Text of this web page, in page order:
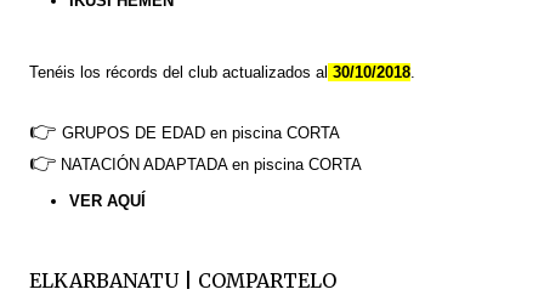
Tenéis los récords del club actualizados al 30/10/2018.
👉 GRUPOS DE EDAD en piscina CORTA
👉 NATACIÓN ADAPTADA en piscina CORTA
VERAQUÍ
ELKARBANATU | COMPARTELO